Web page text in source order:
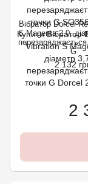
Вібратор Dorcel
S Magenta 2.0,
G
2 132
2